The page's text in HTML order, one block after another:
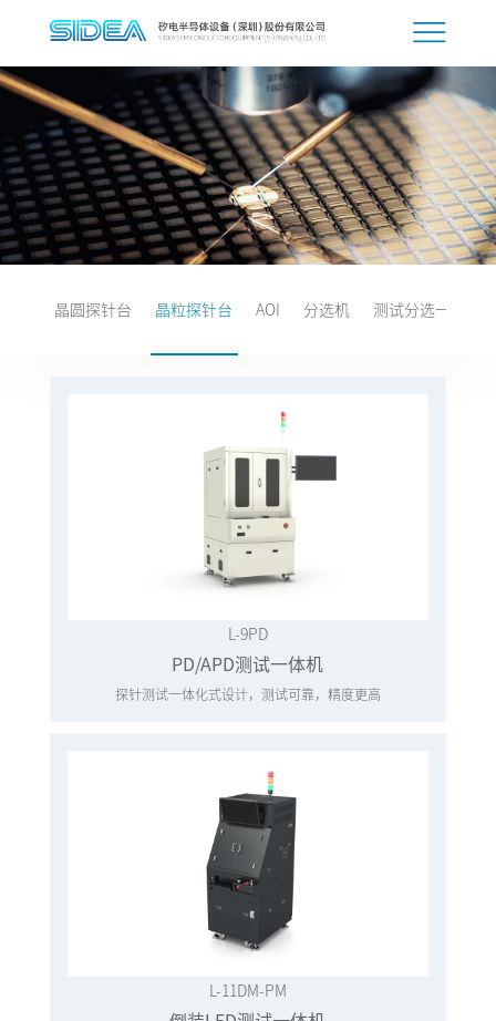
晶圆探针台 晶粒探针台 AOI 分选机 测试分选一体机
L-9PD
PD/APD测试一体机
探针测试一体化式设计，测试可靠，精度更高
L-11DM-PM